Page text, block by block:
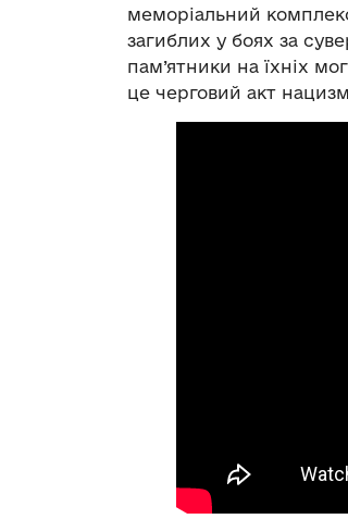
меморіальний
загиблих у боях за
пам’ятники на їхніх
це черговий акт